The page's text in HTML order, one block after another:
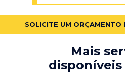
SOLICITE UM ORÇAMENTO
Mais